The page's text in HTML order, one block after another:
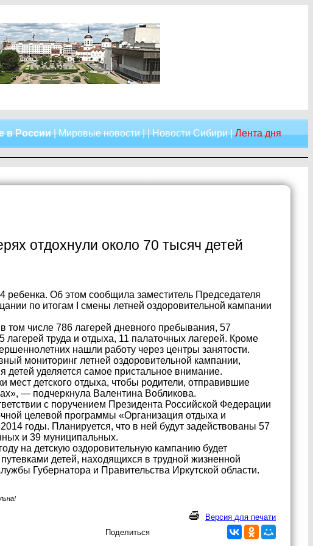
в России|Мировые новости| |Новости Сибири|Лента дня
отдохнули около 70 тысяч детей
ребенка. Об этом сообщила заместитель Председателя
по итогам I смены летней оздоровительной кампании
том числе 786 лагерей дневного пребывания, 57
труда и отдыха, 11 палаточных лагерей. Кроме
нашли работу через центры занятости.
мониторинг летней оздоровительной кампании,
детей уделяется самое пристальное внимание.
мест детского отдыха, чтобы родители, отправившие
— подчеркнула Валентина Вобликова.
с поручением Президента Российской Федерации
целевой программы «Организация отдыха и
годы. Планируется, что в ней будут задействованы 57
и 39 муниципальных.
на детскую оздоровительную кампанию будет
детей, находящихся в трудной жизненной
Губернатора и Правительства Иркутской области.
Версия для печати
Поделиться